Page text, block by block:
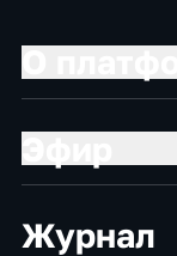
Журнал